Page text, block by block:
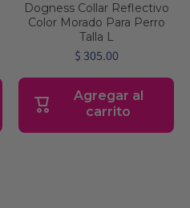
Dogness Collar Reflectivo
Color Morado Para Perro
Talla L
$ 305.00
Agregar al
carrito